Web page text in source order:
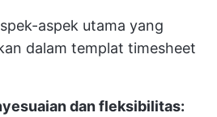
aspek utama yang
dalam templat timesheet
dan fleksibilitas: